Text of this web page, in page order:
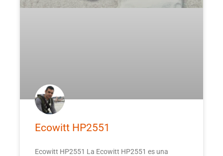
Ecowitt HP2551
Ecowitt HP2551 La Ecowitt HP2551 es una